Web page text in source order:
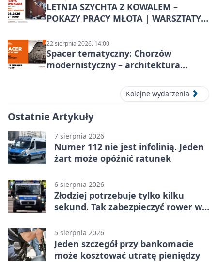
LETNIA SZYCHTA Z KOWALEM –
POKAZY PRACY MŁOTA | WARSZTATY
22 sierpnia 2026, 14:00
Spacer tematyczny: Chorzów
modernistyczny – architektura
Kolejne wydarzenia
Ostatnie Artykuły
7 sierpnia 2026
Numer 112 nie jest infolinią. Jeden
żart może opóźnić ratunek
6 sierpnia 2026
Złodziej potrzebuje tylko kilku
sekund. Tak zabezpieczyć rower w
5 sierpnia 2026
Jeden szczegół przy bankomacie
może kosztować utratę pieniędzy